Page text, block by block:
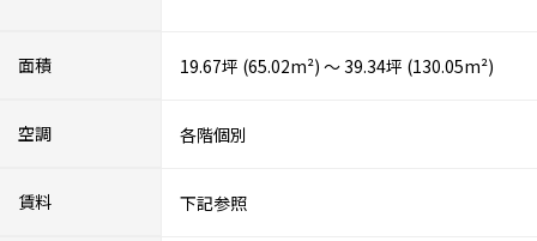
面積 19.67坪 (65.02m²) ～ 39.34坪 (130.05m²)
空調 各階個別
賃料 下記参照